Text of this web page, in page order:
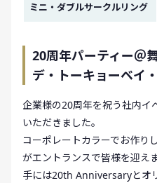
ミニ・ダブルサークルリング
20周年パーティー＠
デ・トーキョーベイ
企業様の20周年を祝う社内イ
いただきました。
コーポレートカラーでお作り
がエントランスで皆様を迎えま
手には20th Anniversaryとオ